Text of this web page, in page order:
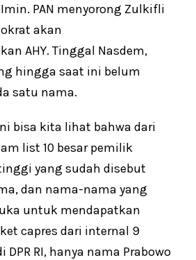
PAN menyorong Zulkifli
akan
AHY. Tinggal Nasdem,
hingga saat ini belum
satu nama.
bisa kita lihat bahwa dari
list 10 besar pemilik
yang sudah disebut
dan nama-nama yang
untuk mendapatkan
capres dari internal 9
DPR RI, hanya nama Prabowo